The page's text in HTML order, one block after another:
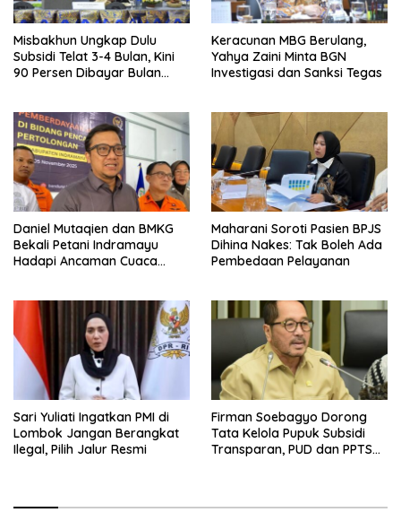
Misbakhun Ungkap Dulu
Subsidi Telat 3-4 Bulan, Kini
90 Persen Dibayar Bulan
Keracunan MBG Berulang,
Yahya Zaini Minta BGN
Investigasi dan Sanksi Tegas
Daniel Mutaqien dan BMKG
Bekali Petani Indramayu
Hadapi Ancaman Cuaca
Maharani Soroti Pasien BPJS
Dihina Nakes: Tak Boleh Ada
Pembedaan Pelayanan
Sari Yuliati Ingatkan PMI di
Lombok Jangan Berangkat
Ilegal, Pilih Jalur Resmi
Firman Soebagyo Dorong
Tata Kelola Pupuk Subsidi
Transparan, PUD dan PPTS